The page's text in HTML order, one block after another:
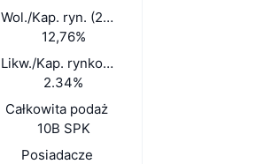
Wol./Kap. ryn. (24 h)
12,76%
Likw./Kap. rynkowa
2.34%
Całkowita podaż
10B SPK
Posiadacze